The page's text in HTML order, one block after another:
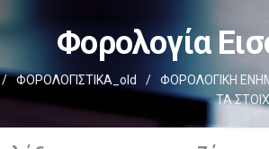
Φορολογία
/ ΦΟΡΟΛΟΓΙΣΤΙΚΑ_old / ΦΟΡΟΛΟΓΙΚΗ
ΤΑ